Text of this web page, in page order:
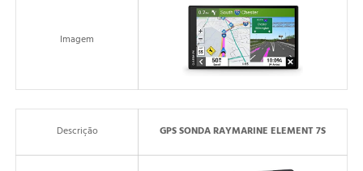
Imagem
Descrição GPS SONDA RAYMARINE ELEMENT 7S